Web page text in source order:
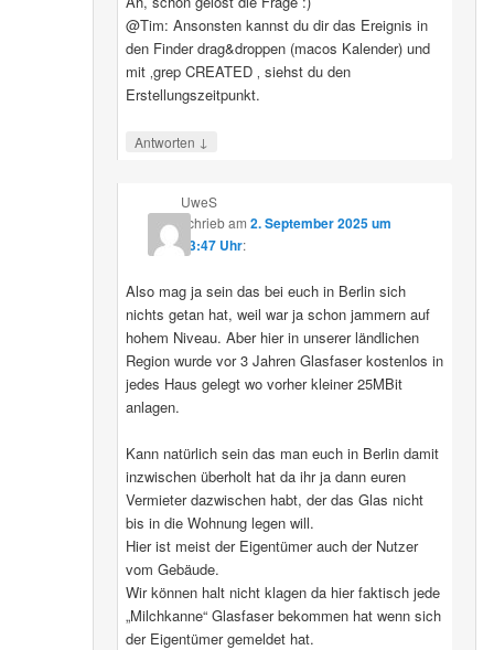
@Tim: Ansonsten kannst du dir das Ereignis in
den Finder drag&droppen (macos Kalender) und
mit ‚grep CREATED ‚ siehst du den
Erstellungszeitpunkt.
Antworten ↓
UweS
schriebam 2. September 2025 um
13:47 Uhr:
Also mag ja sein das bei euch in Berlin sich
nichts getan hat, weil war ja schon jammern auf
hohem Niveau. Aber hier in unserer ländlichen
Region wurde vor 3 Jahren Glasfaser kostenlos in
jedes Haus gelegt wo vorher kleiner 25MBit
anlagen.
Kann natürlich sein das man euch in Berlin damit
inzwischen überholt hat da ihr ja dann euren
Vermieter dazwischen habt, der das Glas nicht
bis in die Wohnung legen will.
Hier ist meist der Eigentümer auch der Nutzer
vom Gebäude.
Wir können halt nicht klagen da hier faktisch jede
„Milchkanne“ Glasfaser bekommen hat wenn sich
der Eigentümer gemeldet hat.